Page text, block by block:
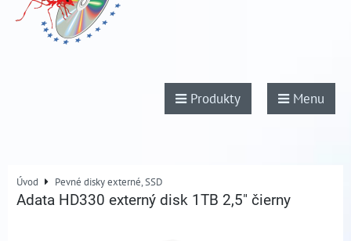
Produkty Menu
Úvod Pevné disky externé, SSD
Adata HD330 externý disk 1TB 2,5" čierny